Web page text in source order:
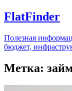
FlatFinder
Полезная
бюджет,
Метка: